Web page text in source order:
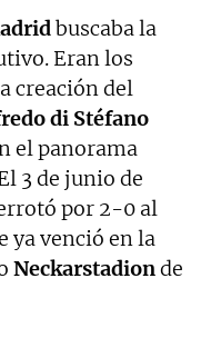
buscaba la
Eran los
creación del
di Stéfano
el panorama
3 de junio de
por 2-0 al
ya venció en la
Neckarstadionde